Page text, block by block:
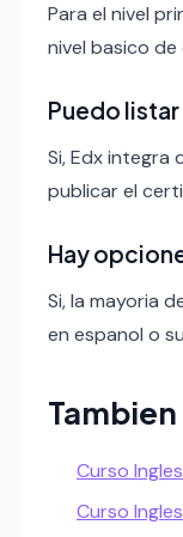
Para el nivel
nivel basico
Puedo
Si, Edx integra
publicar el
Hay
Si, la mayoria
en espanol o
Curso
Curso